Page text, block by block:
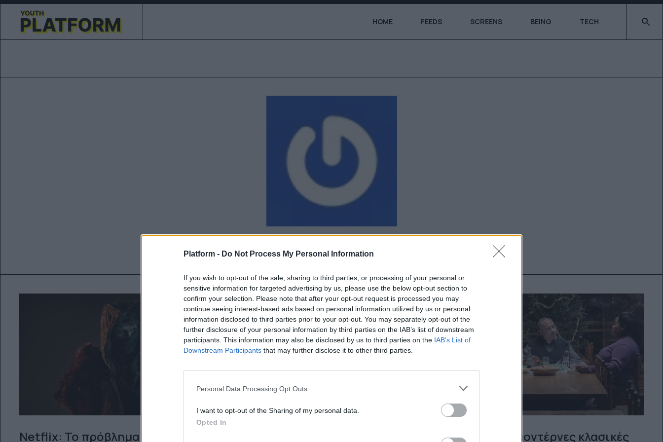
Platform - Do Not Process My Personal Information
If you wish to opt-out of the sale, sharing to third parties, or processing of your personal or
sensitive information for targeted advertising by us, please use the below opt-out section to
confirm your selection. Please note that after your opt-out request is processed you may
continue seeing interest-based ads based on personal information utilized by us or personal
information disclosed to third parties prior to your opt-out. You may separately opt-out of the
further disclosure of your personal information by third parties on the IAB’s list of downstream
participants. This information may also be disclosed by us to third parties on the IAB’s List of
Downstream Participants that may further disclose it to other third parties.
Personal Data Processing Opt Outs
I want to opt-out of the Sharing of my personal data.
Opted In
HOME FEEDS SCREENS BEING TECH Type
Netflix: Το πρόβλημα με τον
Netflix: 6 μοντέρνες κλασικές